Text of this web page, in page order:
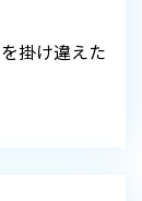
掛け違えた